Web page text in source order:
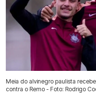
Meia do alvinegro paulista
contra o Remo - Foto: Rodrigo